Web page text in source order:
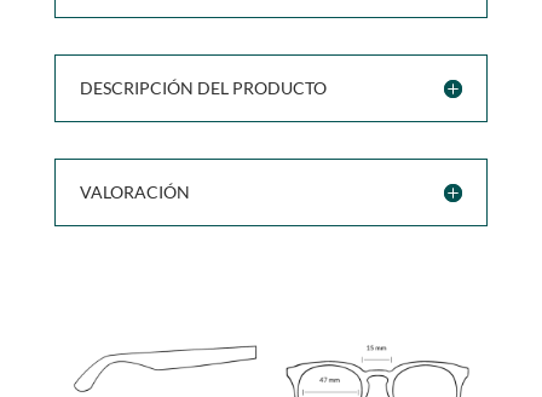
DESCRIPCIÓN DEL PRODUCTO
VALORACIÓN